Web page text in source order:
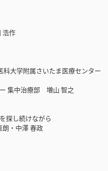
浩作
大学附属さいたま医療センター
集中治療部 増山 智之
探し続けながら
・中澤 春政